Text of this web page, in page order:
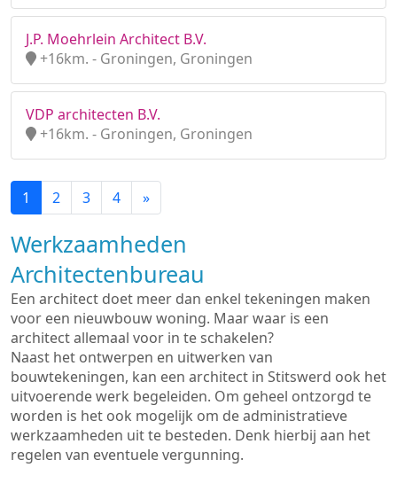
J.P. Moehrlein Architect B.V.
+16km. - Groningen, Groningen
VDP architecten B.V.
+16km. - Groningen, Groningen
1 2 3 4 »
Werkzaamheden
Architectenbureau
Een architect doet meer dan enkel tekeningen maken
voor een nieuwbouw woning. Maar waar is een
architect allemaal voor in te schakelen?
Naast het ontwerpen en uitwerken van
bouwtekeningen, kan een architect in Stitswerd ook het
uitvoerende werk begeleiden. Om geheel ontzorgd te
worden is het ook mogelijk om de administratieve
werkzaamheden uit te besteden. Denk hierbij aan het
regelen van eventuele vergunning.